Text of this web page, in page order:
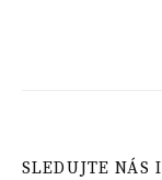
SLEDUJTE NÁS